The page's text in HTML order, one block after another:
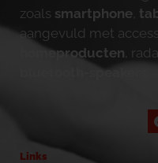
zoals smartphone
aangevuld met
homeproducten ,
bluetooth-speakers
Links